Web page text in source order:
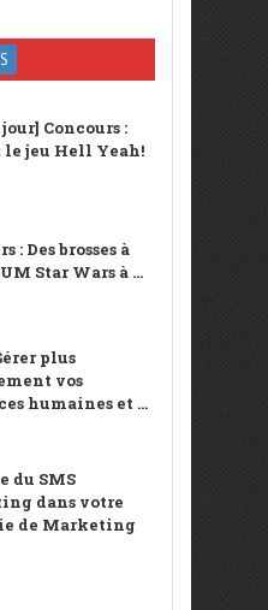
Concours :
le jeu Hell Yeah!
: Des brosses à
Star Wars à ...
plus
vos
humaines et ...
du SMS
dans votre
de Marketing